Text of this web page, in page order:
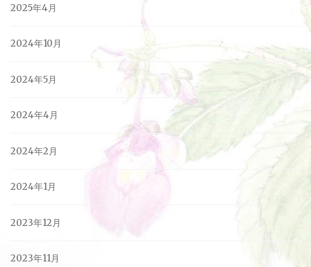
2025年4月
2024年10月
2024年5月
2024年4月
2024年2月
2024年1月
2023年12月
2023年11月